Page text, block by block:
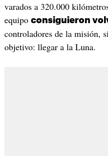
varados a 320.000
equipo consiguieron
controladores de la misión,
objetivo: llegar a la Luna.